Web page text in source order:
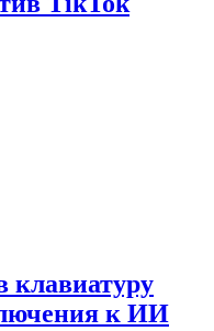
клавиатуру
к ИИ